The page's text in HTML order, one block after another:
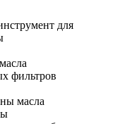
для
фильтров
масла